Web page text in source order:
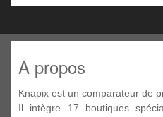
A propos
Knapix est un comparateur de
Il intègre 17 boutiques